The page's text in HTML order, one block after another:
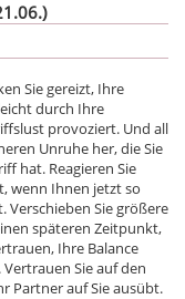
Sie gereizt, Ihre
durch Ihre
provoziert. Und all
Unruhe her, die Sie
hat. Reagieren Sie
wenn Ihnen jetzt so
Verschieben Sie größere
späteren Zeitpunkt,
Ihre Balance
Sie auf den
Partner auf Sie ausübt.